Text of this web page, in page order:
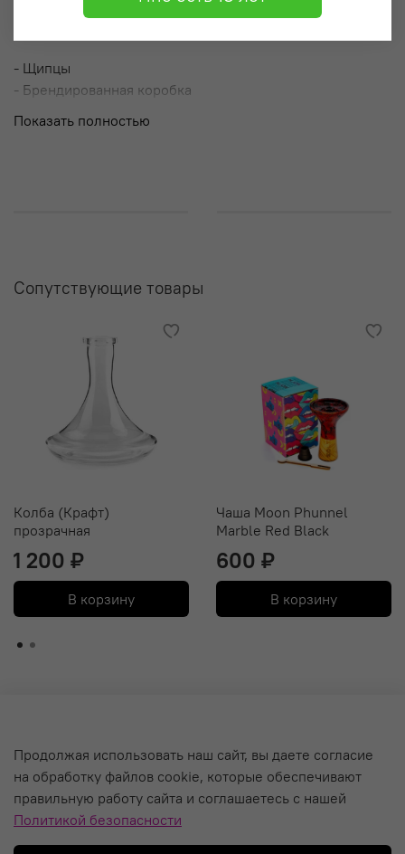
- Щипцы
- Брендированная коробка
Показать полностью
Сопутствующие товары
Колба (Крафт)
прозрачная
1 200 ₽
В корзину
Чаша Moon Phunnel
Marble Red Black
600 ₽
В корзину
О компании
Уход за кальяном и Гарантия
Политика обработки персональных данных
Продолжая использовать наш сайт, вы даете согласие
на обработку файлов cookie, которые обеспечивают
правильную работу сайта и соглашаетесь с нашей
Политикой безопасности